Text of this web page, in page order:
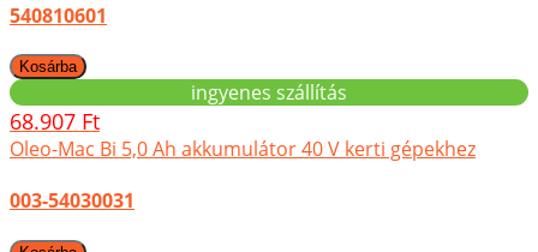
540810601
ingyenes szállítás
68.907 Ft
Oleo-Mac Bi 5,0 Ah akkumulátor 40 V kerti gépekhez
003-54030031